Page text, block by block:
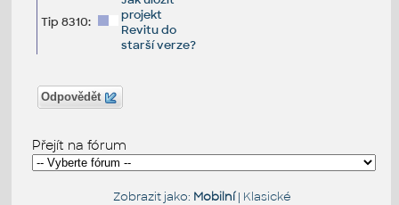
Tip 8310:
projekt
Revitu do
starší verze?
Odpovědět
Přejít na fórum
Zobrazit jako: Mobilní| Klasické